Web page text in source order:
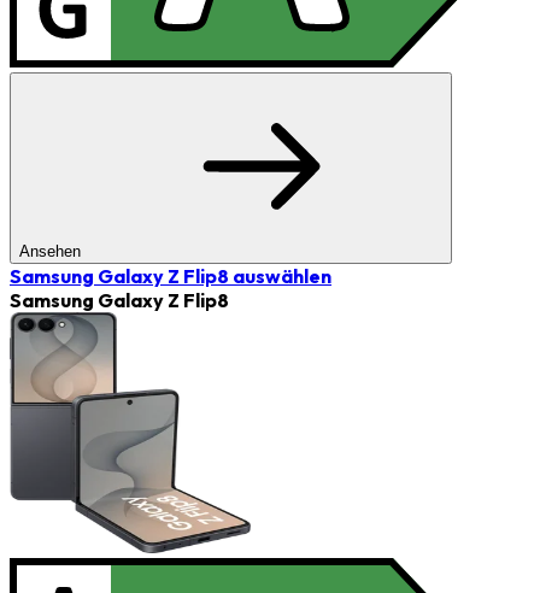
Ansehen
Samsung Galaxy Z Flip8 auswählen
Samsung Galaxy Z Flip8